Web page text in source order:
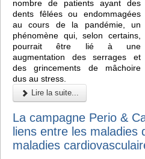
nombre de patients ayant des
dents fêlées ou endommagées
au cours de la pandémie, un
phénomène qui, selon certains,
pourrait être lié à une
augmentation des serrages et
des grincements de mâchoire
dus au stress.
Lire la suite...
La campagne Perio &
liens entre les maladies
maladies